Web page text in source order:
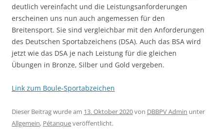
deutlich vereinfacht und die Leistungsanforderungen
erscheinen uns nun auch angemessen für den
Breitensport. Sie sind vergleichbar mit den Anforderungen
des Deutschen Sportabzeichens (DSA). Auch das BSA wird
jetzt wie das DSA je nach Leistung für die gleichen
Übungen in Bronze, Silber und Gold vergeben.
Link zum Boule-Sportabzeichen
Dieser Beitrag wurde am 13. Oktober 2020von DBBPV Admin unter
Allgemein, Pétanqueveröffentlicht.